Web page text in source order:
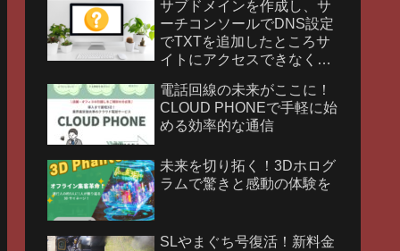
サブドメインを作成し、サ
ーチコンソールでDNS設定
でTXTを追加したところサ
イトにアクセスできなくな
電話回線の未来がここに！
CLOUD PHONEで手軽に始
める効率的な通信
未来を切り拓く！3Dホログ
ラムで驚きと感動の体験を
SLやまぐち号復活！新料金